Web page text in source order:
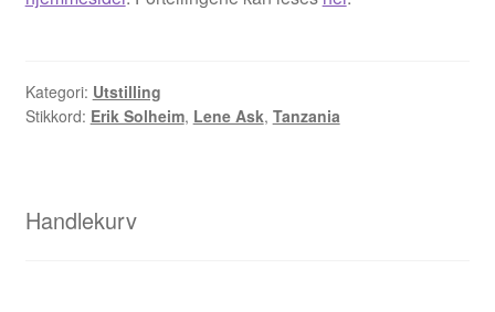
Reklamebanners
Kategori: Utstilling
Stikkord: Erik Solheim, Lene Ask, Tanzania
Handlekurv